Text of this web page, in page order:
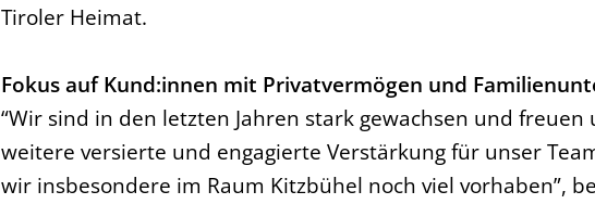
Tiroler Heimat.
Fokus auf Kund:innen mit Privatvermögen und
“Wir sind in den letzten Jahren stark gewachsen und
weitere versierte und engagierte Verstärkung für unser
wir insbesondere im Raum Kitzbühel noch viel vorhaben”,